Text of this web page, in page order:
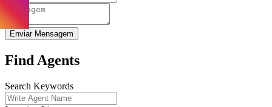
Enviar Mensagem
Find Agents
Search Keywords